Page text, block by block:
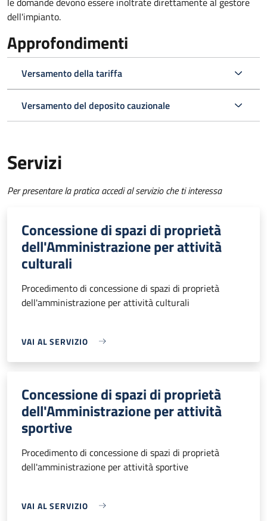
dell'impianto.
Approfondimenti
Versamento della tariffa
Versamento del deposito cauzionale
Servizi
Per presentare la pratica accedi al servizio che ti interessa
Concessione di spazi di proprietà
dell'Amministrazione per attività
culturali
Procedimento di concessione di spazi di proprietà
dell'amministrazione per attività culturali
VAI AL SERVIZIO
Concessione di spazi di proprietà
dell'Amministrazione per attività
sportive
Procedimento di concessione di spazi di proprietà
dell'amministrazione per attività sportive
VAI AL SERVIZIO